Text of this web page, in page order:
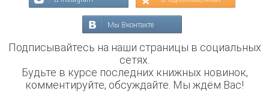
Мы Вконтакте
Подписывайтесь на наши страницы в социальных
сетях.
Будьте в курсе последних книжных новинок,
комментируйте, обсуждайте. Мы ждём Вас!